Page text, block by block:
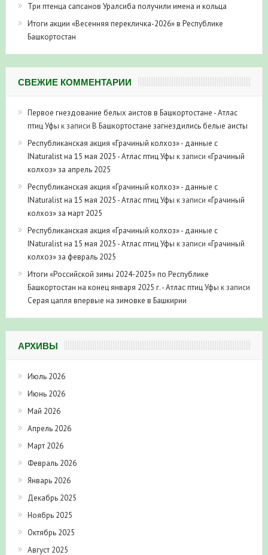
Три птенца сапсанов Уралсиба получили имена и кольца
Итоги акции «Весенняя перекличка-2026» в Республике
Башкортостан
СВЕЖИЕ КОММЕНТАРИИ
Первое гнездование белых аистов в Башкортостане - Атлас
птиц Уфы к записи В Башкортостане загнездились белые аисты
Республиканская акция «Грачиный колхоз» - данные с
INaturalist на 15 мая 2025 - Атлас птиц Уфы к записи «Грачиный
колхоз» за апрель 2025
Республиканская акция «Грачиный колхоз» - данные с
INaturalist на 15 мая 2025 - Атлас птиц Уфы к записи «Грачиный
колхоз» за март 2025
Республиканская акция «Грачиный колхоз» - данные с
INaturalist на 15 мая 2025 - Атлас птиц Уфы к записи «Грачиный
колхоз» за февраль 2025
Итоги «Российской зимы 2024-2025» по Республике
Башкортостан на конец января 2025 г. - Атлас птиц Уфы к записи
Серая цапля впервые на зимовке в Башкирии
АРХИВЫ
Июль 2026
Июнь 2026
Май 2026
Апрель 2026
Март 2026
Февраль 2026
Январь 2026
Декабрь 2025
Ноябрь 2025
Октябрь 2025
Август 2025